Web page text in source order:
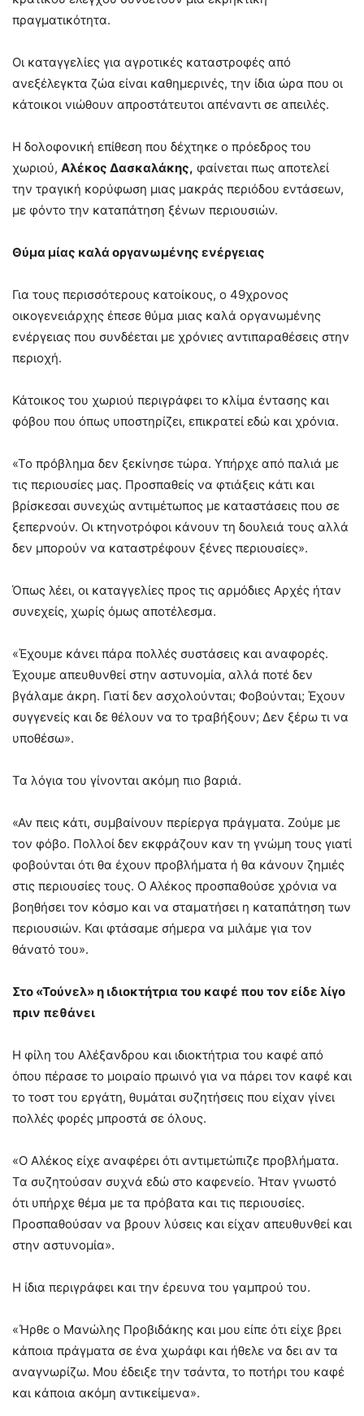
πραγματικότητα.
Οι καταγγελίες για αγροτικές καταστροφές από
ανεξέλεγκτα ζώα είναι καθημερινές, την ίδια ώρα που οι
κάτοικοι νιώθουν απροστάτευτοι απέναντι σε απειλές.
Η δολοφονική επίθεση που δέχτηκε ο πρόεδρος του
χωριού, Αλέκος Δασκαλάκης, φαίνεται πως αποτελεί
την τραγική κορύφωση μιας μακράς περιόδου εντάσεων,
με φόντο την καταπάτηση ξένων περιουσιών.
Θύμα μίας καλά οργανωμένης ενέργειας
Για τους περισσότερους κατοίκους, ο 49χρονος
οικογενειάρχης έπεσε θύμα μιας καλά οργανωμένης
ενέργειας που συνδέεται με χρόνιες αντιπαραθέσεις στην
περιοχή.
Κάτοικος του χωριού περιγράφει το κλίμα έντασης και
φόβου που όπως υποστηρίζει, επικρατεί εδώ και χρόνια.
«Το πρόβλημα δεν ξεκίνησε τώρα. Υπήρχε από παλιά με
τις περιουσίες μας. Προσπαθείς να φτιάξεις κάτι και
βρίσκεσαι συνεχώς αντιμέτωπος με καταστάσεις που σε
ξεπερνούν. Οι κτηνοτρόφοι κάνουν τη δουλειά τους αλλά
δεν μπορούν να καταστρέφουν ξένες περιουσίες».
Όπως λέει, οι καταγγελίες προς τις αρμόδιες Αρχές ήταν
συνεχείς, χωρίς όμως αποτέλεσμα.
«Έχουμε κάνει πάρα πολλές συστάσεις και αναφορές.
Έχουμε απευθυνθεί στην αστυνομία, αλλά ποτέ δεν
βγάλαμε άκρη. Γιατί δεν ασχολούνται; Φοβούνται; Έχουν
συγγενείς και δε θέλουν να το τραβήξουν; Δεν ξέρω τι να
υποθέσω».
Τα λόγια του γίνονται ακόμη πιο βαριά.
«Αν πεις κάτι, συμβαίνουν περίεργα πράγματα. Ζούμε με
τον φόβο. Πολλοί δεν εκφράζουν καν τη γνώμη τους γιατί
φοβούνται ότι θα έχουν προβλήματα ή θα κάνουν ζημιές
στις περιουσίες τους. Ο Αλέκος προσπαθούσε χρόνια να
βοηθήσει τον κόσμο και να σταματήσει η καταπάτηση των
περιουσιών. Και φτάσαμε σήμερα να μιλάμε για τον
θάνατό του».
Στο «Τούνελ» η ιδιοκτήτρια του καφέ που τον είδε λίγο
πριν πεθάνει
Η φίλη του Αλέξανδρου και ιδιοκτήτρια του καφέ από
όπου πέρασε το μοιραίο πρωινό για να πάρει τον καφέ και
το τοστ του εργάτη, θυμάται συζητήσεις που είχαν γίνει
πολλές φορές μπροστά σε όλους.
«Ο Αλέκος είχε αναφέρει ότι αντιμετώπιζε προβλήματα.
Τα συζητούσαν συχνά εδώ στο καφενείο. Ήταν γνωστό
ότι υπήρχε θέμα με τα πρόβατα και τις περιουσίες.
Προσπαθούσαν να βρουν λύσεις και είχαν απευθυνθεί και
στην αστυνομία».
Η ίδια περιγράφει και την έρευνα του γαμπρού του.
«Ήρθε ο Μανώλης Προβιδάκης και μου είπε ότι είχε βρει
κάποια πράγματα σε ένα χωράφι και ήθελε να δει αν τα
αναγνωρίζω. Μου έδειξε την τσάντα, το ποτήρι του καφέ
και κάποια ακόμη αντικείμενα».